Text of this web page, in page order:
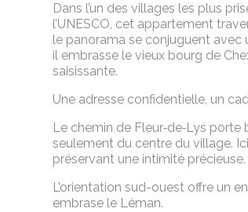
Dans l’un des villages les plus
l’UNESCO, cet appartement
le panorama se conjuguent avec
il embrasse le vieux bourg de
saisissante.
Une adresse confidentielle, un
Le chemin de Fleur‑de‑Lys
seulement du centre du village.
préservant une intimité précieuse.
L’orientation sud-ouest offre un
embrase le Léman.